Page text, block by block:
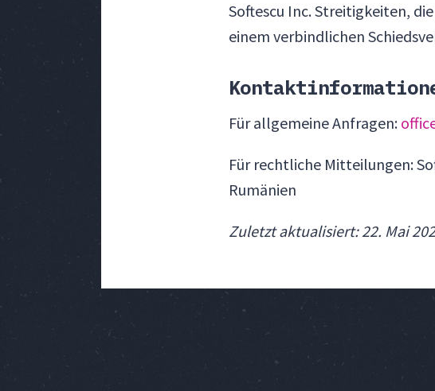
Softescu Inc. Streitigkeiten,
einem verbindlichen
Für allgemeine Anfragen:
Für rechtliche Mitteilungen:
Rumänien
Zuletzt aktualisiert: 22. Mai